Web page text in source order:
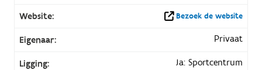
Website:
Bezoek de website
Eigenaar: Privaat
Ligging: Ja: Sportcentrum